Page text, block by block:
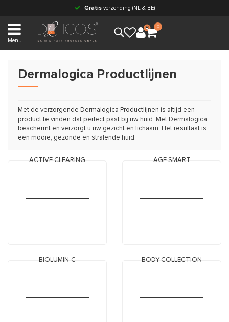
Gratisverzending (NL & BE)
Menu
0
Dermalogica Productlijnen
Met de verzorgende Dermalogica Productlijnen is altijd een
product te vinden dat perfect past bij uw huid. Met Dermalogica
beschermt en verzorgt u uw gezicht en lichaam. Het resultaat is
een mooie, gezonde en stralende huid.
ACTIVE CLEARING AGE SMART
BIOLUMIN-C BODY COLLECTION